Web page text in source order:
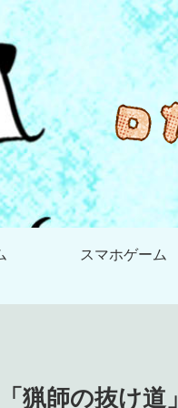
スマホゲーム
猟師の抜け道」